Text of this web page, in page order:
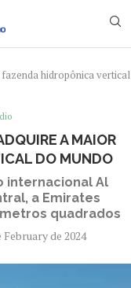
hidropônica vertical
A MAIOR
DO MUNDO
internacional Al
a Emirates
quadrados
February de 2024